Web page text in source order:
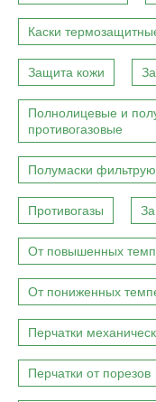
Каски
Защита кожи
Полнолицевые и
противогазовые
Полумаски
Противогазы
От повышенных
От пониженных
Перчатки
Перчатки от порезов